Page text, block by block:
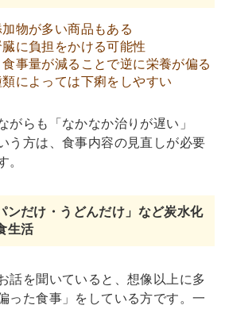
物が多い商品もある
に負担をかける可能性
事量が減ることで逆に栄養が偏る
によっては下痢をしやすい
がらも「なかなか治りが遅い」
う方は、食事内容の見直しが必要
。
ンだけ・うどんだけ」など炭水化
生活
話を聞いていると、想像以上に多
った食事」をしている方です。一